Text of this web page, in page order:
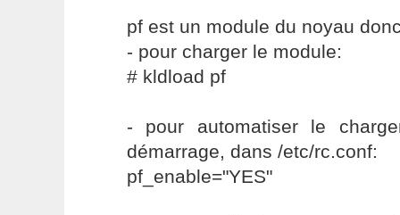
pf est un module du noyau
- pour charger le module:
# kldload pf
- pour automatiser le
démarrage, dans /etc/rc.conf:
pf_enable="YES"